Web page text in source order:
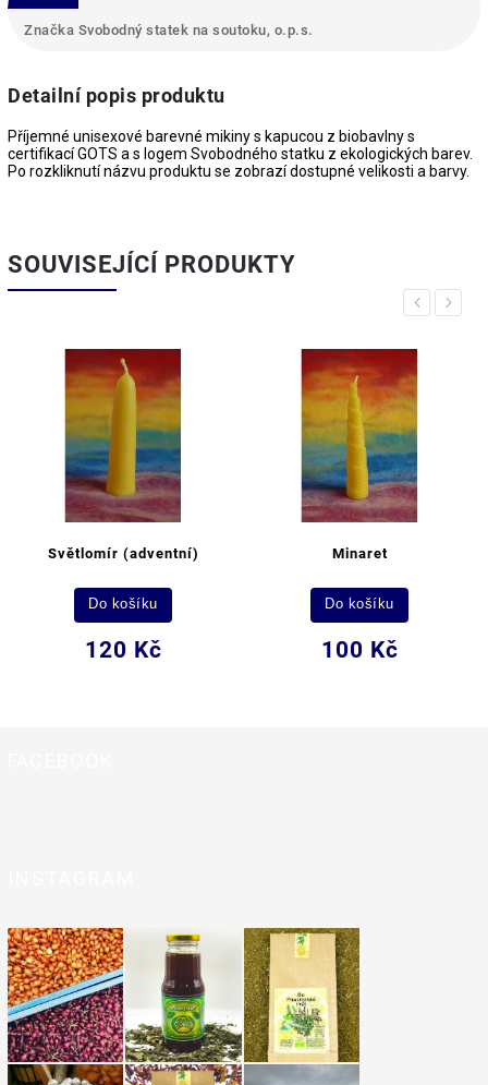
Značka Svobodný statek na soutoku, o.p.s.
Detailní popis produktu
Příjemné unisexové barevné mikiny s kapucou z biobavlny s
certifikací GOTS a s logem Svobodného statku z ekologických barev.
Po rozkliknutí názvu produktu se zobrazí dostupné velikosti a barvy.
SOUVISEJÍCÍ PRODUKTY
Previous
Světlomír (adventní)
120 Kč
Do košíku
Minaret
100 Kč
Do košíku
Next